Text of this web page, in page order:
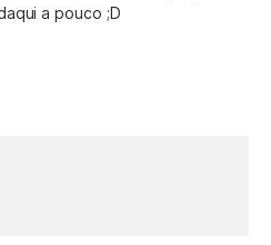
a pouco ;D